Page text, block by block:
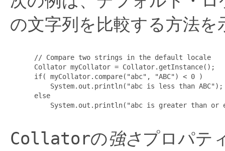
の文字列を比較する方法
// Compare two strings in the default locale
Collator myCollator = Collator.getInstance();
if( myCollator.compare("abc", "ABC") < 0 )
     System.out.println("abc is less than ABC");
else
System.out.println("abc is greater than or
Collatorの強さプロパテ